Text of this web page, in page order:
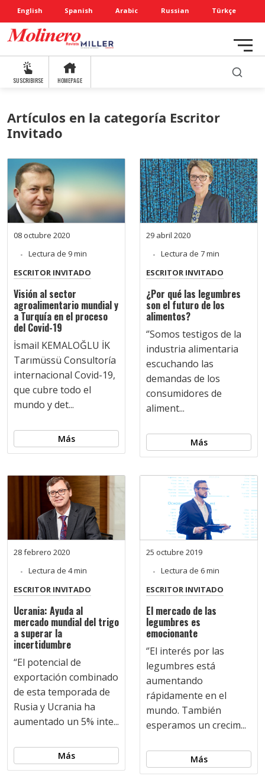
English Spanish Arabic Russian Türkçe
SUSCRIBIRSE HOMEPAGE
Artículos en la categoría Escritor
Invitado
08 octubre 2020
Lectura de 9 min
ESCRITOR INVITADO
Visión al sector
agroalimentario mundial y
a Turquía en el proceso
del Covid-19
İsmail KEMALOĞLU İK
Tarımüssü Consultoría
internacional Covid-19,
que cubre todo el
mundo y det...
Más
29 abril 2020
Lectura de 7 min
ESCRITOR INVITADO
¿Por qué las legumbres
son el futuro de los
alimentos?
‘’Somos testigos de la
industria alimentaria
escuchando las
demandas de los
consumidores de
aliment...
Más
28 febrero 2020
Lectura de 4 min
ESCRITOR INVITADO
Ucrania: Ayuda al
mercado mundial del trigo
a superar la
incertidumbre
“El potencial de
exportación combinado
de esta temporada de
Rusia y Ucrania ha
aumentado un 5% inte...
Más
25 octubre 2019
Lectura de 6 min
ESCRITOR INVITADO
El mercado de las
legumbres es
emocionante
‘’El interés por las
legumbres está
aumentando
rápidamente en el
mundo. También
esperamos un crecim...
Más